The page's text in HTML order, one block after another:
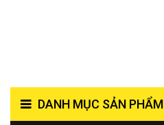
DANH MỤC SẢN PHẨM